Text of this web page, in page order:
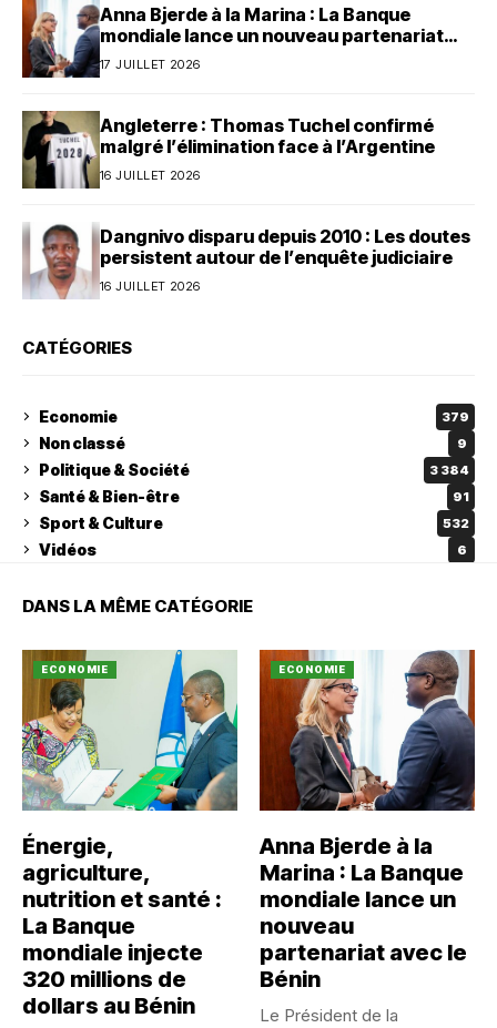
Anna Bjerde à la Marina : La Banque
mondiale lance un nouveau partenariat
avec le Bénin
17 JUILLET 2026
Angleterre : Thomas Tuchel confirmé
malgré l’élimination face à l’Argentine
16 JUILLET 2026
Dangnivo disparu depuis 2010 : Les doutes
persistent autour de l’enquête judiciaire
16 JUILLET 2026
CATÉGORIES
Economie 379
Non classé 9
Politique & Société 3 384
Santé & Bien-être 91
Sport & Culture 532
Vidéos 6
DANS LA MÊME CATÉGORIE
ECONOMIE
Énergie,
agriculture,
nutrition et santé :
La Banque
mondiale injecte
320 millions de
dollars au Bénin
ECONOMIE
Anna Bjerde à la
Marina : La Banque
mondiale lance un
nouveau
partenariat avec le
Bénin
Le Président de la